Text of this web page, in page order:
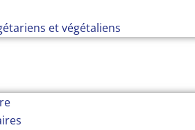
et végétaliens